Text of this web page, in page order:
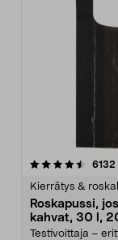
6132
Kierrätys &
Roskapussi,
kahvat, 30 l,
Testivoittaja –
4.0 viidestä